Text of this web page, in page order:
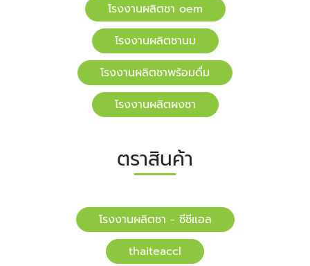
โรงงานผลิตชา oem
โรงงานผลิตชานม
โรงงานผลิตชาพร้อมดื่ม
โรงงานผลิตผงชา
ตราสินค้า
โรงงานผลิตชา - ซีซีแอล
​​thaiteaccl